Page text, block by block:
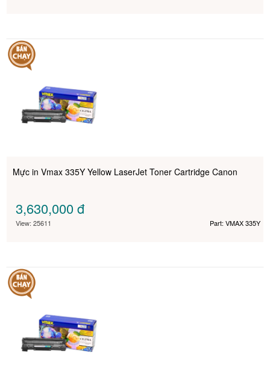
Mực in Vmax 335Y Yellow LaserJet Toner Cartridge Canon
3,630,000đ
View: 25611 Part: VMAX 335Y